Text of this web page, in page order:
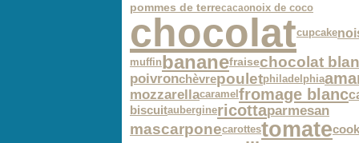
pommes de terrecacaonoix de coco
chocolatcupcake
muffinbananefraisechocolat
poivronchèvrepouletphiladelphia
mozzarellacaramel fromage blanc
biscuitauberginericottaparmesan
mascarponecarottestomate